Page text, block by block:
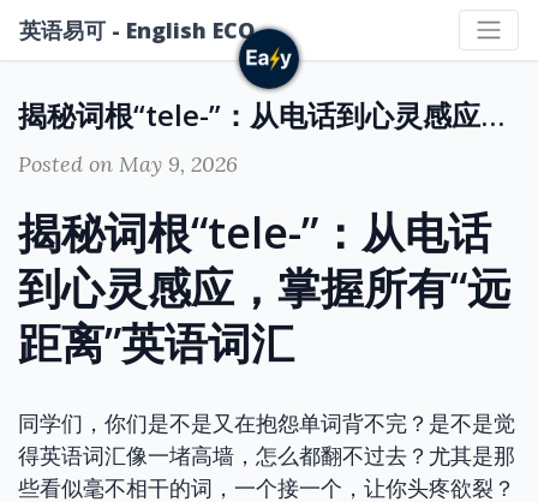
英语易可 - English ECO
揭秘词根“tele-”：从电话到心灵感应，掌握所有“远距离”英语词汇
Posted on May 9, 2026
揭秘词根“tele-”：从电话
到心灵感应，掌握所有“远
距离”英语词汇
同学们，你们是不是又在抱怨单词背不完？是不是觉
得英语词汇像一堵高墙，怎么都翻不过去？尤其是那
些看似毫不相干的词，一个接一个，让你头疼欲裂？